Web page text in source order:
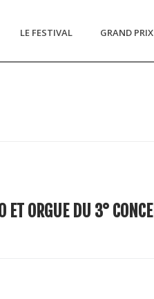
LE FESTIVAL GRAND
ORGUE DU 3°